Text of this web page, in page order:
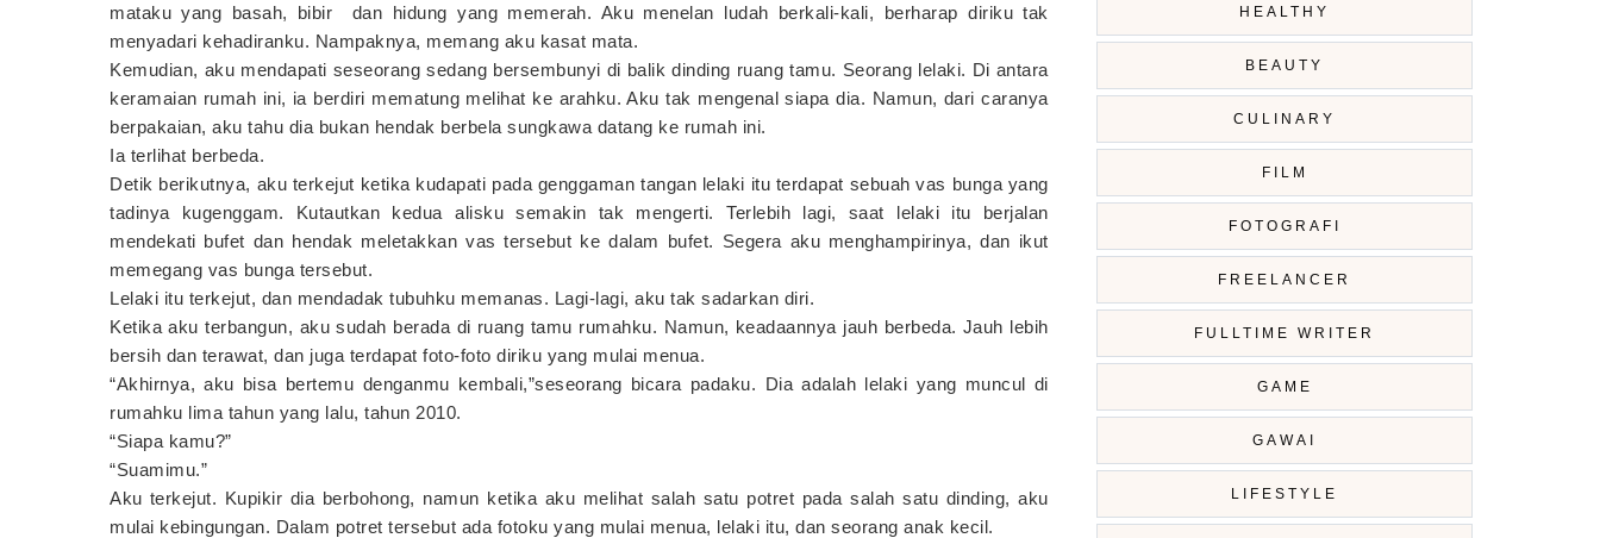
mataku yang basah, bibir dan hidung yang memerah. Aku menelan ludah berkali-kali, berharap diriku tak
menyadari kehadiranku. Nampaknya, memang aku kasat mata.
Kemudian, aku mendapati seseorang sedang bersembunyi di balik dinding ruang tamu. Seorang lelaki. Di antara
keramaian rumah ini, ia berdiri mematung melihat ke arahku. Aku tak mengenal siapa dia. Namun, dari caranya
berpakaian, aku tahu dia bukan hendak berbela sungkawa datang ke rumah ini.
Ia terlihat berbeda.
Detik berikutnya, aku terkejut ketika kudapati pada genggaman tangan lelaki itu terdapat sebuah vas bunga yang
tadinya kugenggam. Kutautkan kedua alisku semakin tak mengerti. Terlebih lagi, saat lelaki itu berjalan
mendekati bufet dan hendak meletakkan vas tersebut ke dalam bufet. Segera aku menghampirinya, dan ikut
memegang vas bunga tersebut.
Lelaki itu terkejut, dan mendadak tubuhku memanas. Lagi-lagi, aku tak sadarkan diri.
Ketika aku terbangun, aku sudah berada di ruang tamu rumahku. Namun, keadaannya jauh berbeda. Jauh lebih
bersih dan terawat, dan juga terdapat foto-foto diriku yang mulai menua.
“Akhirnya, aku bisa bertemu denganmu kembali,”seseorang bicara padaku. Dia adalah lelaki yang muncul di
rumahku lima tahun yang lalu, tahun 2010.
“Siapa kamu?”
“Suamimu.”
Aku terkejut. Kupikir dia berbohong, namun ketika aku melihat salah satu potret pada salah satu dinding, aku
mulai kebingungan. Dalam potret tersebut ada fotoku yang mulai menua, lelaki itu, dan seorang anak kecil.
HEALTHY
BEAUTY
CULINARY
FILM
FOTOGRAFI
FREELANCER
FULLTIME WRITER
GAME
GAWAI
LIFESTYLE